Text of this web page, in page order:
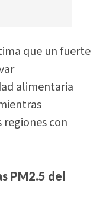
que un fuerte
alimentaria
con
PM2.5 del